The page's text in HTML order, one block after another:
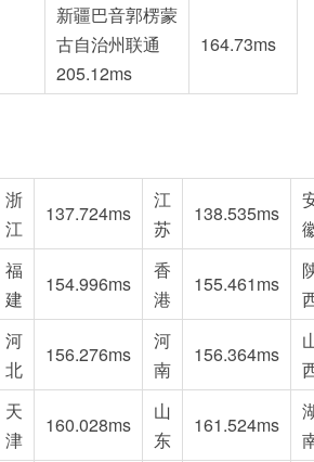
新疆巴音郭楞蒙
古自治州联通
205.12ms
164.73ms
浙
江
137.724ms
江
苏
138.535ms
福
建
154.996ms
香
港
155.461ms
河
北
156.276ms
河
南
156.364ms
天
津
160.028ms
山
东
161.524ms